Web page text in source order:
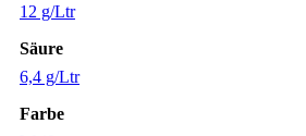
12 g/Ltr
Säure
6,4 g/Ltr
Farbe